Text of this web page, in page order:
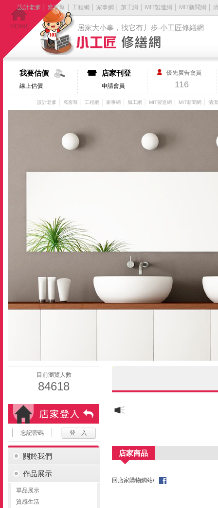
居家大小事，找它有丿步-小工匠修繕網
設計老爹 窩客幫 工程網 家事網 加工網 MIT製造網 MIT新聞網
我要估價
線上估價
店家刊登
申請會員
優先廣告會員
116
設計老爹 窩客幫 工程網 家事網 加工網 MIT製造網 MIT新聞網 清
目前瀏覽人數
84618
忘記密碼
關於我們
作品展示
單品展示
質感生活
店家商品
回店家購物網站/